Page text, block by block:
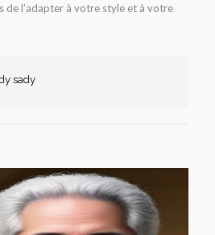
de l’adapter à votre style et à votre
sady